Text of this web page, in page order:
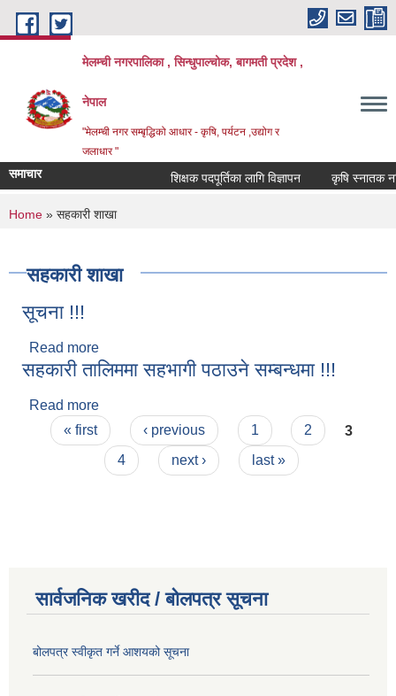
Skip to main content
मेलम्ची नगरपालिका , सिन्धुपाल्चोक, बागमती प्रदेश ,
नेपाल
"मेलम्ची नगर सम्बृद्धिको आधार - कृषि, पर्यटन ,उद्योग र
जलाधार "
समाचार शिक्षक पदपूर्तिका लागि विज्ञापन कृषि स्नातक
You are here
Home » सहकारी शाखा
सहकारी शाखा
सूचना !!!
Read more
सहकारी तालिममा सहभागी पठाउने सम्बन्धमा !!!
Read more
Pages
« first ‹ previous 1 2
3
4
next › last »
सार्वजनिक खरीद / बोलपत्र सूचना
बोलपत्र स्वीकृत गर्ने आशयको सूचना